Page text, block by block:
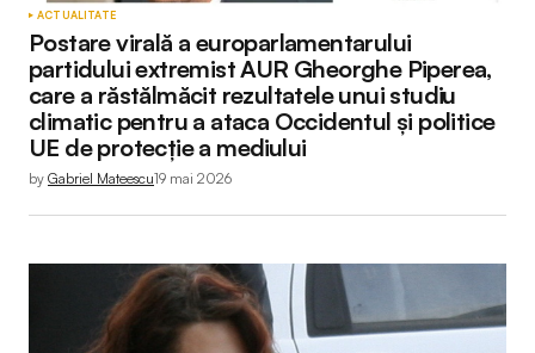
ACTUALITATE
Postare virală a europarlamentarului
partidului extremist AUR Gheorghe Piperea,
care a răstălmăcit rezultatele unui studiu
climatic pentru a ataca Occidentul și politice
UE de protecție a mediului
by Gabriel Mateescu19 mai 2026